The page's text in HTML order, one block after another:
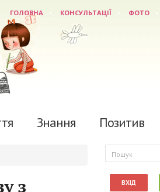
ГОЛОВНА КОНСУЛЬТАЦІЇ ФОТО
Знання Позитив
з
Пошук
ВХІД